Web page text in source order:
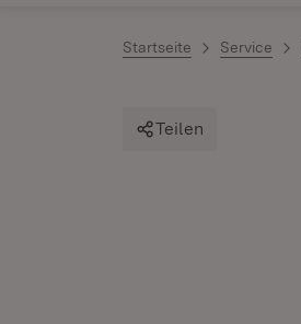
Startseite Service
Teilen